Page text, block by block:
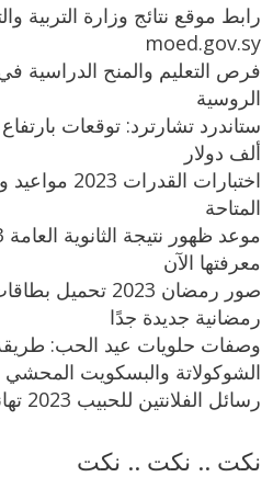
رابط موقع نتائج وزارة التربية
moed.gov.sy
فرص التعليم والمنح الدراسية
الروسية
ألف دولار
اختبارات
المتاحة
معرفتها الآن
صور رمضان 2023
رمضانية جديدة جدًا
وصفات حلويات عيد الحب:
الشوكولاتة والبسكويت المحشي
رسائل الفلانتين للحبيب 2023 تهاني عيد حب سعيد للعشاق
نكت .. نكت .. نكت